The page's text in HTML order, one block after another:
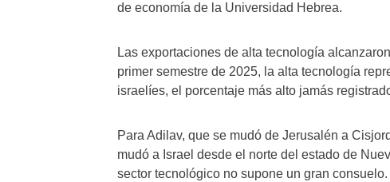
de economía de la Universidad Hebrea.
Las exportaciones de alta tecnología
primer semestre de 2025, la alta tecnología
israelíes, el porcentaje más alto jamás
Para Adilav, que se mudó de Jerusalén a
mudó a Israel desde el norte del estado de
sector tecnológico no supone un gran consuelo.